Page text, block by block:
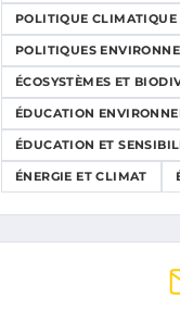
POLITIQUE CLIMATIQUE
POLITIQUES
ÉCOSYSTÈMES ET
ÉDUCATION
ÉDUCATION ET
ÉNERGIE ET CLIMAT